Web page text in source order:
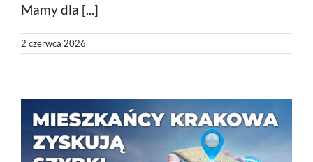
Mamy dla [...]
2 czerwca 2026